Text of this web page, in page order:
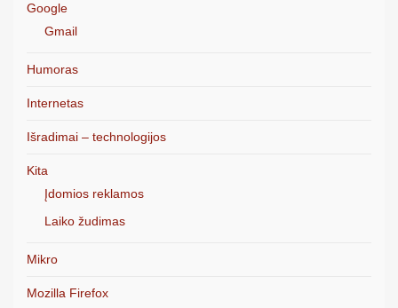
Google
Gmail
Humoras
Internetas
Išradimai – technologijos
Kita
Įdomios reklamos
Laiko žudimas
Mikro
Mozilla Firefox